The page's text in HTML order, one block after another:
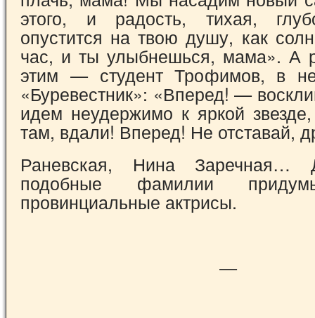
этого, и ра­дость, тихая,
опустится на твою ду­шу, как
час, и ты улыбнешься, ма­ма». А
этим — студент Трофимов, в
«Буревестник»: «Вперед! —
идем неудержимо к яркой звезде,
там, вдали! Вперед! Не отставай,
Раневская, Нина
подобные фа­милии
провинциальные актрисы.
—